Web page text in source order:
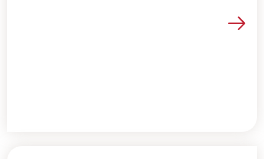
Voir les détails de la